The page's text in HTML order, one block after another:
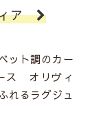
ィア
ット調のカー
ス オリヴィ
れるラグジュ